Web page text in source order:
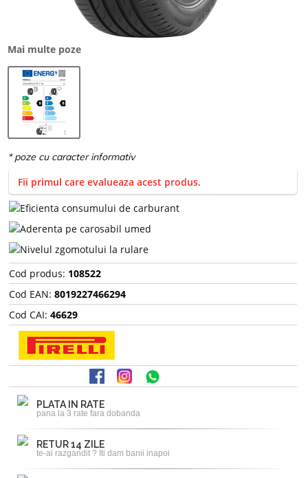
Mai multe poze
Fii primul care evalueaza acest produs.
Cod produs: 108522
Cod EAN: 8019227466294
Cod CAI: 46629
PLATA IN RATE
pana la 3 rate fara dobanda
RETUR 14 ZILE
te-ai razgandit ? Iti dam banii inapoi